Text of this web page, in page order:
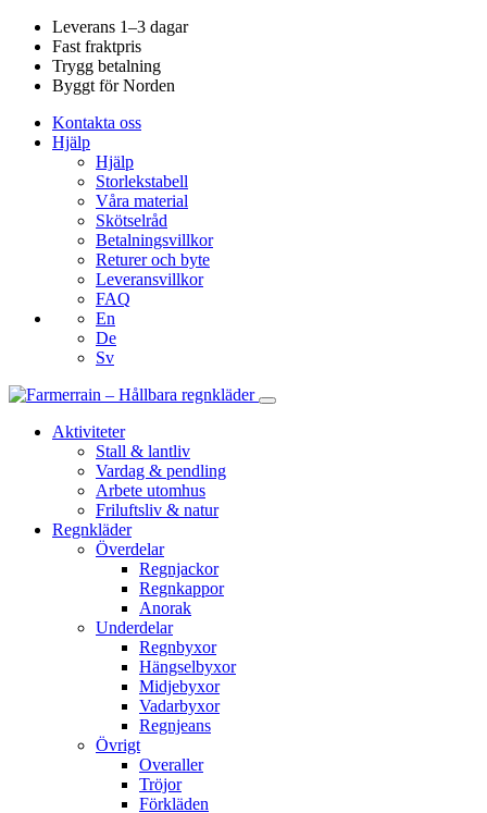
Leverans 1–3 dagar
Fast fraktpris
Trygg betalning
Byggt för Norden
Kontakta oss
Hjälp
Hjälp
Storlekstabell
Våra material
Skötselråd
Betalningsvillkor
Returer och byte
Leveransvillkor
FAQ
En
De
Sv
Aktiviteter
Stall & lantliv
Vardag & pendling
Arbete utomhus
Friluftsliv & natur
Regnkläder
Överdelar
Regnjackor
Regnkappor
Anorak
Underdelar
Regnbyxor
Hängselbyxor
Midjebyxor
Vadarbyxor
Regnjeans
Övrigt
Overaller
Tröjor
Förkläden